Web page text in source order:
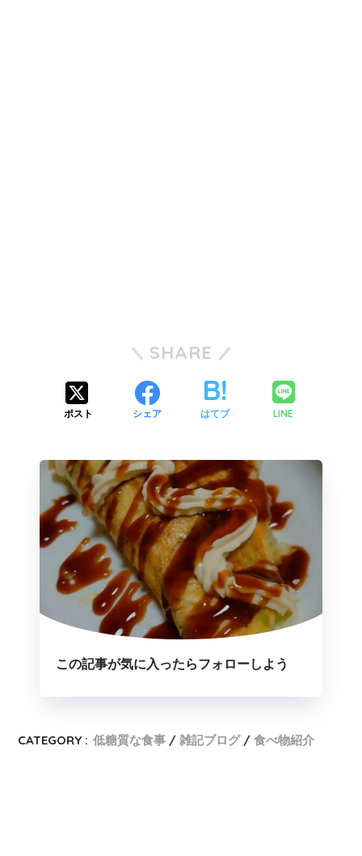
SHARE
ポスト シェア はてブ LINE
この記事が気に入ったらフォローしよう
CATEGORY : 低糖質な食事 雑記ブログ 食べ物紹介